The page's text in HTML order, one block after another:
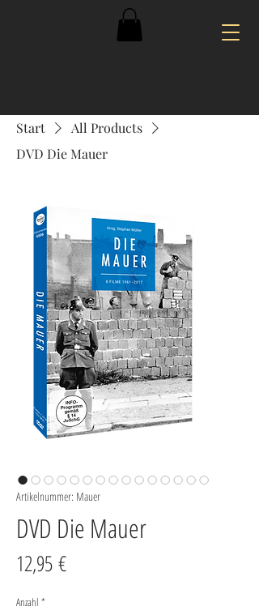
Start
All Products
DVD Die Mauer
Artikelnummer: Mauer
DVD Die Mauer
12,95 €Preis
Anzahl *